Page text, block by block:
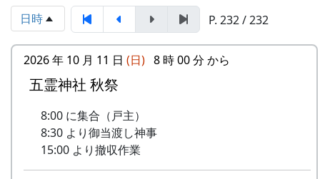
里山の自然と暮らしを守ろうと、全国に棚田オー
「この村に、喰われる」、「この村を、喰ってや
る」って、いやいやいや、岩座神はそんな村じゃ
ありませんよ。
II
棚⽥のイネに
メシアとポン四郎
バンド
6
ふるさと加美の⾥へ
7
棚⽥の⾵
この町で
日時 P. 232 / 232
2026 年 10 月 11 日 (日) 8 時 00 分 から
五霊神社 秋祭
8:00 に集合（戸主）
8:30 より御当渡し神事
15:00 より撤収作業